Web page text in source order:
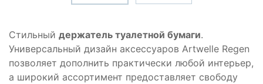
Стильный держатель туалетной бумаги.
Универсальный дизайн аксессуаров Artwelle Regen
позволяет дополнить практически любой интерьер,
а широкий ассортимент предоставляет свободу